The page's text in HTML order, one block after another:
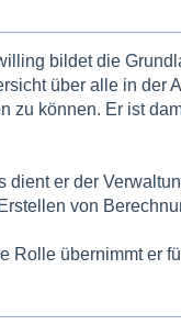
bildet die
über alle in der
zu können. Er ist
dient er der
von
Rolle übernimmt er